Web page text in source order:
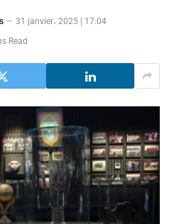
31 janvier، 2025 | 17:04
Read